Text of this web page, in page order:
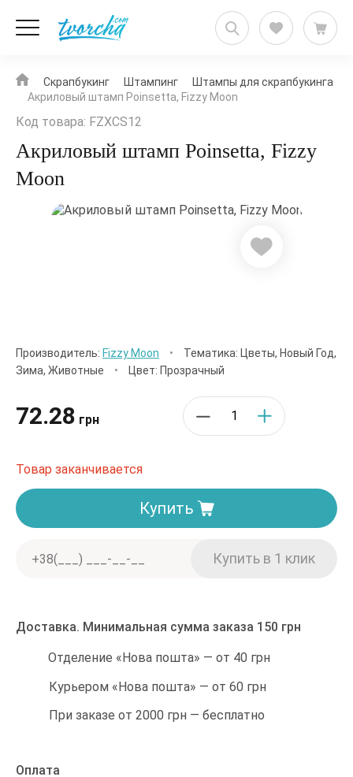
Скрапбукинг Штампинг
Штампы для скрапбукинга
Акриловый штамп Poinsetta, Fizzy Moon
Код товара: FZXCS12
Акриловый штамп Poinsetta, Fizzy
Moon
Производитель: Fizzy Moon •
Тематика: Цветы, Новый Год,
Зима, Животные
• Цвет: Прозрачный
72.28 грн
Товар заканчивается
Купить
Доставка. Минимальная сумма заказа 150 грн
Отделение «Нова пошта» — от 40 грн
Курьером «Нова пошта» — от 60 грн
При заказе от 2000 грн — бесплатно
Оплата